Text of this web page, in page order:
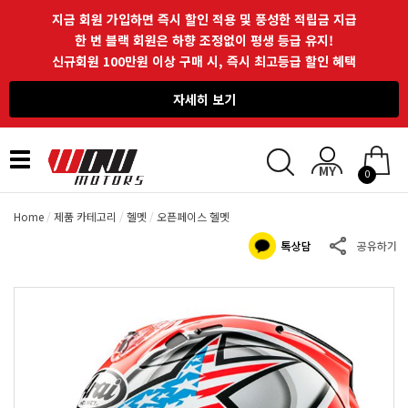
지금 회원 가입하면 즉시 할인 적용 및 풍성한 적립금 지급
한 번 블랙 회원은 하향 조정없이 평생 등급 유지!
신규회원 100만원 이상 구매 시, 즉시 최고등급 할인 혜택
자세히 보기
Toggle
navigation
0
Home 제품 카테고리 헬멧 오픈페이스 헬멧